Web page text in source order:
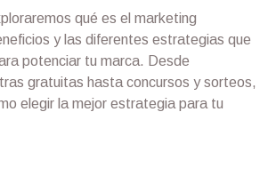
qué es el marketing
y las diferentes estrategias que
potenciar tu marca. Desde
gratuitas hasta concursos y sorteos,
elegir la mejor estrategia para tu